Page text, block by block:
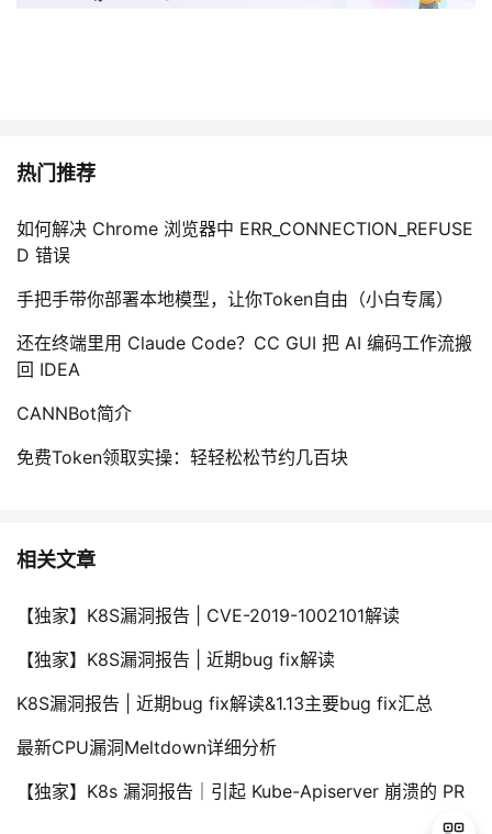
热门推荐
如何解决 Chrome 浏览器中 ERR_CONNECTION_REFUSE
D 错误
手把手带你部署本地模型，让你Token自由（小白专属）
还在终端里用 Claude Code？CC GUI 把 AI 编码工作流搬
回 IDEA
CANNBot简介
免费Token领取实操：轻轻松松节约几百块
相关文章
【独家】K8S漏洞报告 | CVE-2019-1002101解读
【独家】K8S漏洞报告 | 近期bug fix解读
K8S漏洞报告 | 近期bug fix解读&1.13主要bug fix汇总
最新CPU漏洞Meltdown详细分析
【独家】K8s 漏洞报告｜引起 Kube-Apiserver 崩溃的 PR